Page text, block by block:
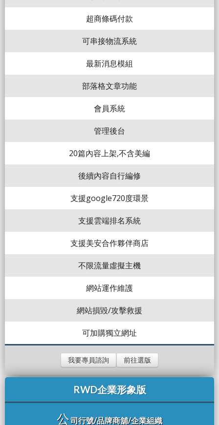
超商條碼付款
可串接物流系統
最新消息模組
部落格文章功能
會員系統
管理後台
20篇內容上架,不含美編
後續內容自行編修
支援google720度環景
支援雲端排名系統
支援美安合作夥伴商店
不限流量虛擬主機
網站運作維護
網站損毀/攻擊救援
可加購獨立網址
我要專員諮詢 前往選版
RWD企業形象版
公司行號/品牌商舖/企業組織